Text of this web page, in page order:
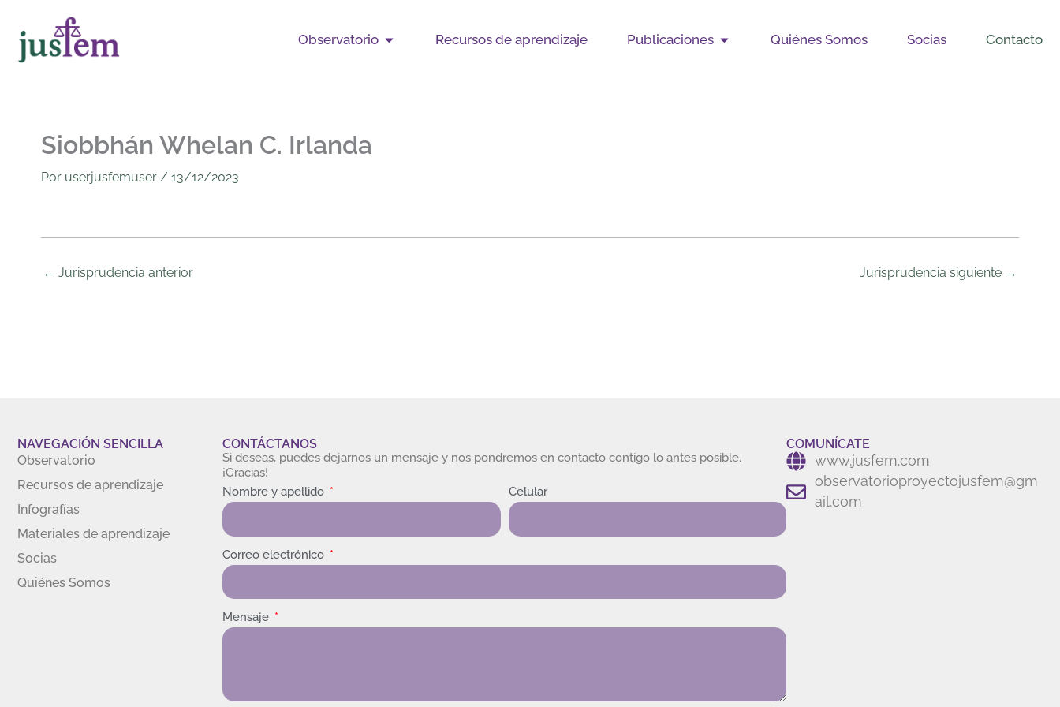
contenido
Observatorio Open Observatorio
Recursos de aprendizaje Publicaciones Open Publicaciones
Quiénes Somos Socias Contacto
Siobbhán Whelan C. Irlanda
Por userjusfemuser / 13/12/2023
← Jurisprudencia anterior Jurisprudencia siguiente →
NAVEGACIÓN SENCILLA
Observatorio
Recursos de aprendizaje
Infografías
Materiales de aprendizaje
Socias
Quiénes Somos
CONTÁCTANOS
Si deseas, puedes dejarnos un mensaje y nos pondremos en contacto contigo lo antes posible.
¡Gracias!
Nombre y apellido
Celular
Correo electrónico
Mensaje
COMUNÍCATE
www.jusfem.com
observatorioproyectojusfem@gm
ail.com